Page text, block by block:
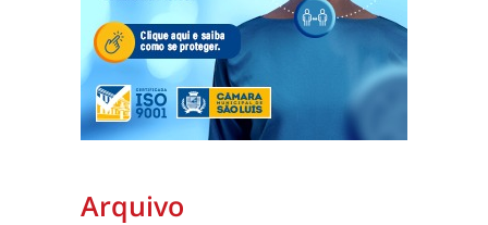
Arquivo